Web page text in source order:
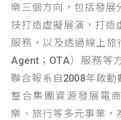
樂三個方向，包括發展
技打造虛擬展演，打造
服務，以及透過線上旅
Agent；OTA）服務等
聯合報系自2008年啟動
整合集團資源發展電
樂、旅行等多元事業，